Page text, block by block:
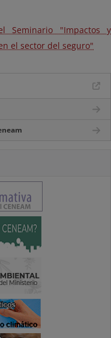
Seminario "Impactos y
el sector del seguro"